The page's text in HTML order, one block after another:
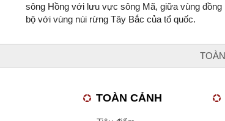
sông Hồng với lưu vực sông Mã, giữa vùng đồng
bộ với vùng núi rừng Tây Bắc của tổ quốc.
TOÀN CẢNH